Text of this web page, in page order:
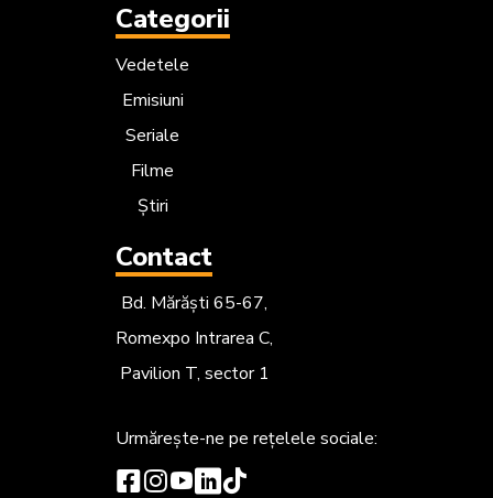
Categorii
Vedetele
Emisiuni
Seriale
Filme
Știri
Contact
Bd. Mărăști 65-67,
Romexpo Intrarea C,
Pavilion T, sector 1
Urmărește-ne pe rețelele sociale: